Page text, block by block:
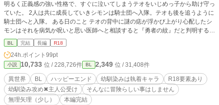
明るく正義感の強い性格で、すぐに泣いてしまうテオをいじめっ子から助け守っ
ていた。 2人は共に成長していきシモンは騎士団へ入隊。テオも後を追うように
騎士団へと入隊。 ある日のこと テオの背中に謎の痣が浮かび上がり心配したシ
モンはそれを病気か呪いと思い医師へと相談すると『勇者の紋』だと判明する。
それからテオは勇者となり剣士・聖女・賢者と魔王を倒す旅へとでることになっ
たのだが 勇者は自分の支えとなる存在『番』を一人持つことができ勇者となっ
たテオはシモンを『番』にしたいと迫ってくる… ✳︎執着幼馴染み✖︎主人公✳︎ 誤
字、脱字あったらすみません。 素人の妄想作文だと思って寛容な心でお読み下
さいww R18の話には♡マーク入れておくので読む時はご注意下さい！ ✳︎そんな
に冒険らしい事はしてません！ ✳︎中盤から終盤にかけてR指定多めです！ 本編
は完結しました☆ 番外編の『魔王編』と『現世転生編』あります。 少しずつ本
編の見直しと少し修正を行なっているので修正前後で文章構成が違っている所も
BL 完結 長編 R18
24h.ポイント 99pt
小説 10,733 位 / 228,726件 BL 2,349 位 / 31,408件
異世界 BL ハッピーエンド 幼馴染みは執着キャラ
R18要素あり
幼馴染み攻め✖︎主人公受け
そんなに冒険らしい事はしません
無理矢理（少し）
本編完結